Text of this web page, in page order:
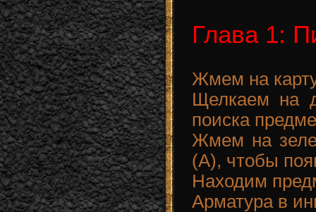
Глава 1:
Жмем на
Щелкаем на
поиска
Жмем на
(A), чтобы
Находим
Арматура в